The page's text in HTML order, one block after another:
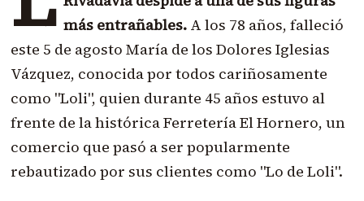
más entrañables.A los 78 años, falleció
este 5 de agosto María de los Dolores Iglesias
Vázquez, conocida por todos cariñosamente
como "Loli", quien durante 45 años estuvo al
frente de la histórica Ferretería El Hornero, un
comercio que pasó a ser popularmente
rebautizado por sus clientes como "Lo de Loli".